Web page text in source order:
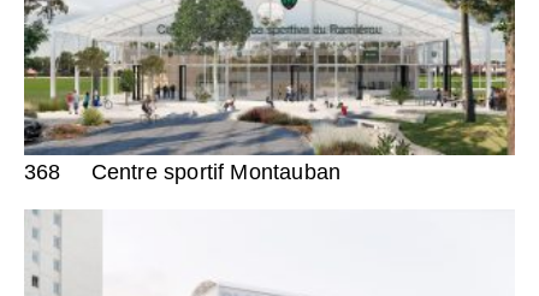
368 Centre sportif Montauban